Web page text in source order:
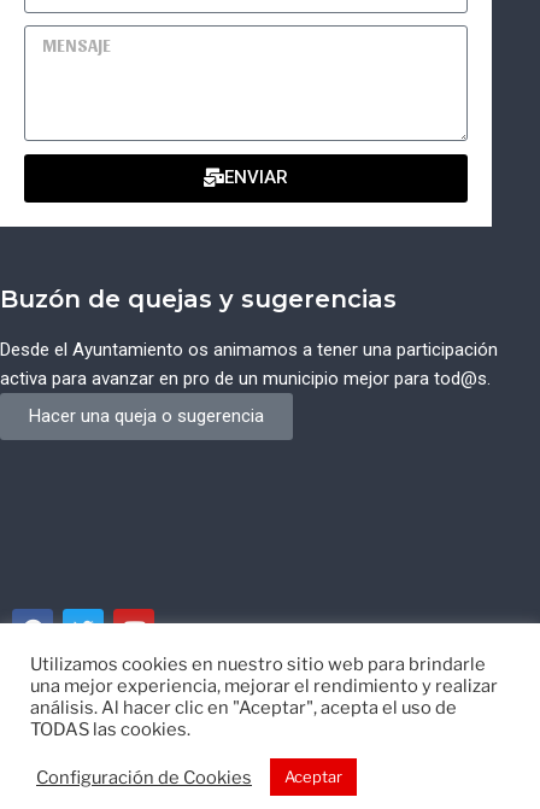
ENVIAR
Buzón de quejas y sugerencias
Desde el Ayuntamiento os animamos a tener una participación
activa para avanzar en pro de un municipio mejor para tod@s.
Hacer una queja o sugerencia
© Ayuntamiento de Campos del Río de Murcia
Utilizamos cookies en nuestro sitio web para brindarle
una mejor experiencia, mejorar el rendimiento y realizar
análisis. Al hacer clic en "Aceptar", acepta el uso de
TODAS las cookies.
Configuración de Cookies Aceptar